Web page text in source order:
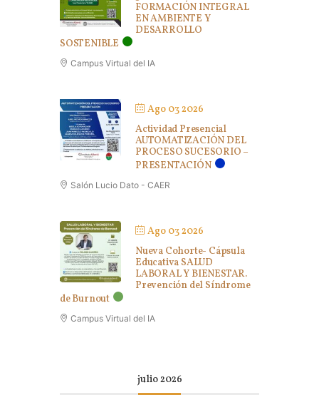
FORMACIÓN INTEGRAL
EN AMBIENTE Y
DESARROLLO
SOSTENIBLE
Campus Virtual del IA
Ago 03 2026
Actividad Presencial
AUTOMATIZACIÓN DEL
PROCESO SUCESORIO –
PRESENTACIÓN
Salón Lucio Dato - CAER
Ago 03 2026
Nueva Cohorte- Cápsula
Educativa SALUD
LABORAL Y BIENESTAR.
Prevención del Síndrome
de Burnout
Campus Virtual del IA
julio 2026